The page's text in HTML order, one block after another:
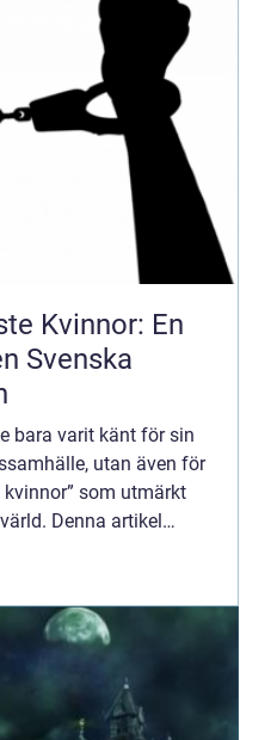
Kvinnor: En
Svenska
bara varit känt för sin
utan även för
som utmärkt
Denna artikel